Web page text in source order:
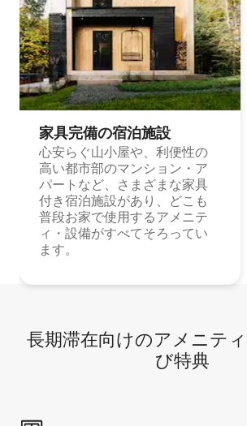
家具完備の宿⁠泊⁠施⁠設
心安らぐ山小屋や、利便性の
高い都市部のマンション・ア
パートなど、さまざまな家具
付き宿泊施設があり、どこも
普段お家で使用するアメニテ
ィ・設備がすべてそろってい
ます。
長期滞在向け⁠のア⁠メ⁠ニ⁠テ⁠
び特⁠典